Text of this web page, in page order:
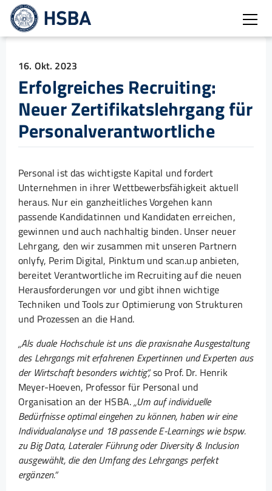
16. Okt. 2023
Erfolgreiches Recruiting:
Neuer Zertifikatslehrgang für
Personalverantwortliche
Personal ist das wichtigste Kapital und fordert
Unternehmen in ihrer Wettbewerbsfähigkeit aktuell
heraus. Nur ein ganzheitliches Vorgehen kann
passende Kandidatinnen und Kandidaten erreichen,
gewinnen und auch nachhaltig binden. Unser neuer
Lehrgang, den wir zusammen mit unseren Partnern
onlyfy, Perim Digital, Pinktum und scan.up anbieten,
bereitet Verantwortliche im Recruiting auf die neuen
Herausforderungen vor und gibt ihnen wichtige
Techniken und Tools zur Optimierung von Strukturen
und Prozessen an die Hand.
„Als duale Hochschule ist uns die praxisnahe Ausgestaltung
des Lehrgangs mit erfahrenen Expertinnen und Experten aus
der Wirtschaft besonders wichtig“,so Prof. Dr. Henrik
Meyer-Hoeven, Professor für Personal und
Organisation an der HSBA.„Um auf individuelle
Bedürfnisse optimal eingehen zu können, haben wir eine
Individualanalyse und 18 passende E-Learnings wie bspw.
zu Big Data, Lateraler Führung oder Diversity & Inclusion
ausgewählt, die den Umfang des Lehrgangs perfekt
ergänzen.“